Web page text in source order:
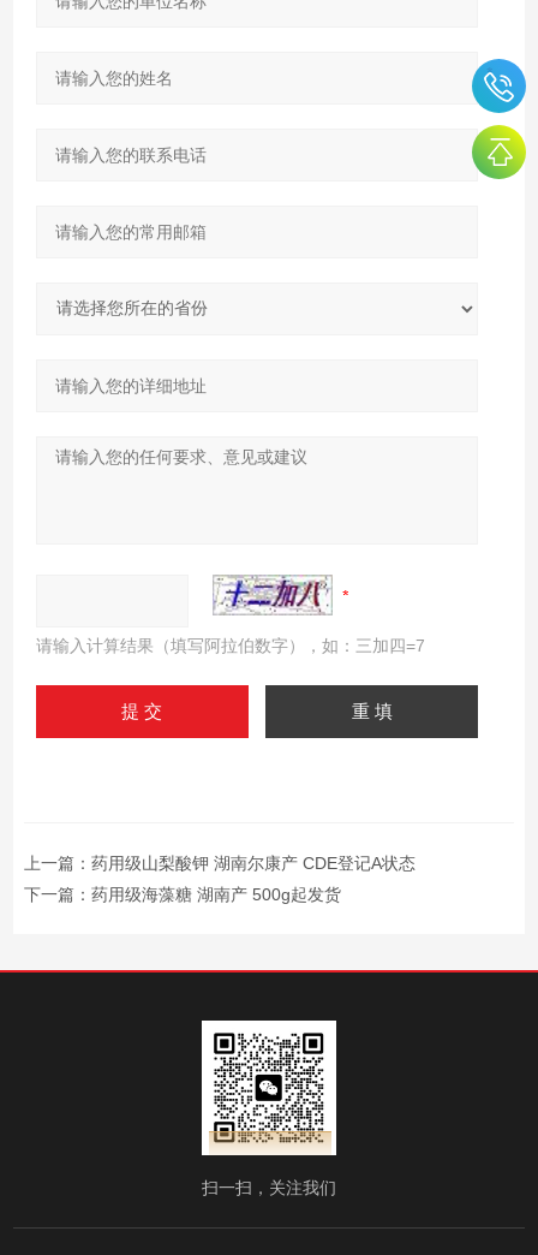
请输入计算结果（填写阿拉伯数字），如：三加四=7
上一篇： 药用级山梨酸钾 湖南尔康产 CDE登记A状态
下一篇： 药用级海藻糖 湖南产 500g起发货
扫一扫，关注我们